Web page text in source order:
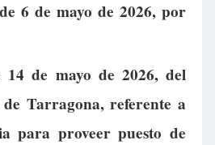
6 de mayo de 2026, por
14 de mayo de 2026, del
Tarragona, referente a
para proveer puesto de